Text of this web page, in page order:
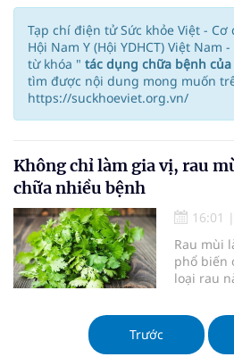
Tạp chí điện tử Sức khỏe Việt -
Hội Nam Y (Hội YDHCT) Việt
từ khóa " tác dụng chữa bệnh
tìm được nội dung mong muốn
https://suckhoeviet.org.vn/
Không chỉ làm gia vị, rau
chữa nhiều bệnh
16:01 |
Rau mùi
phổ biến
loại rau
Trước